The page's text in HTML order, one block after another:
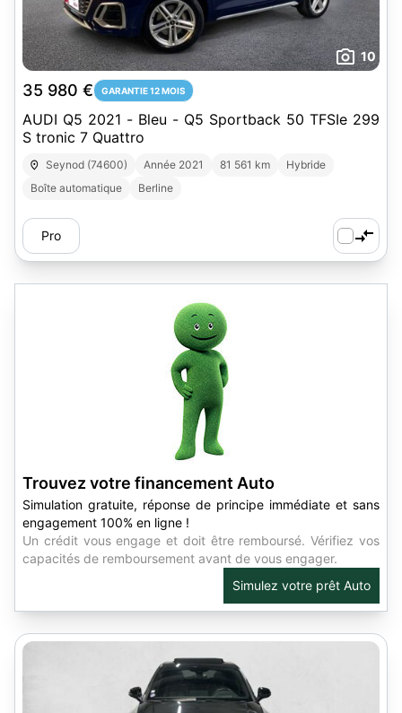
10
35 980 € GARANTIE 12 MOIS
AUDI Q5 2021 - Bleu - Q5 Sportback 50 TFSIe 299
S tronic 7 Quattro
Seynod (74600) Année 2021 81 561 km
Hybride
Boîte automatique
Berline
Pro
Trouvez votre financement Auto
Simulation gratuite, réponse de principe immédiate et sans
engagement 100% en ligne !
Un crédit vous engage et doit être remboursé. Vérifiez vos
capacités de remboursement avant de vous engager.
Simulez votre prêt Auto